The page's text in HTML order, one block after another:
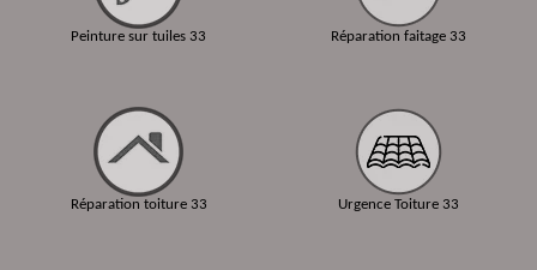
Peinture sur tuiles 33
Réparation toiture 33
Réparation faitage 33
Urgence Toiture 33